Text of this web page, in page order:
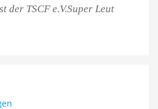
der TSCF e.V.Super Leut